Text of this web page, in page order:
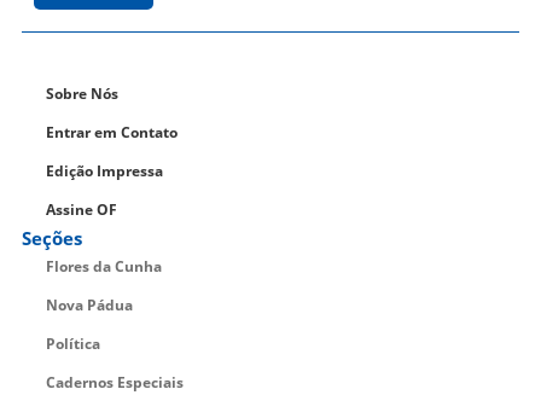
Sobre Nós
Entrar em Contato
Edição Impressa
Assine OF
Seções
Flores da Cunha
Nova Pádua
Política
Cadernos Especiais